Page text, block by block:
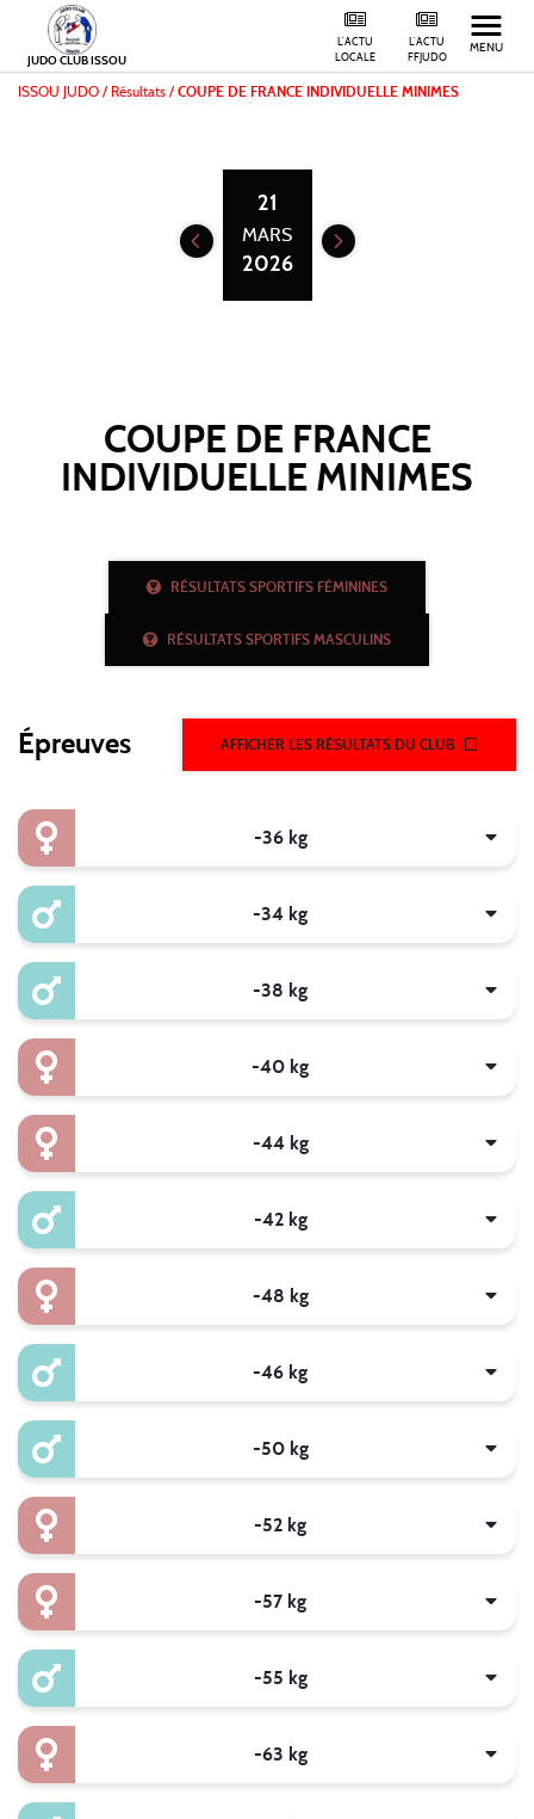
JUDO CLUB ISSOU
L'ACTU
FFJUDO
L'ACTU
LOCALE
MENU
ISSOU JUDO / Résultats / COUPE DE FRANCE INDIVIDUELLE MINIMES
21
MARS
2026
COUPE DE FRANCE
INDIVIDUELLE MINIMES
RÉSULTATS SPORTIFS FÉMININES
RÉSULTATS SPORTIFS MASCULINS
Épreuves AFFICHER LES RÉSULTATS DU CLUB
-36 kg
-34 kg
-38 kg
-40 kg
-44 kg
-42 kg
-48 kg
-46 kg
-50 kg
-52 kg
-57 kg
-55 kg
-63 kg